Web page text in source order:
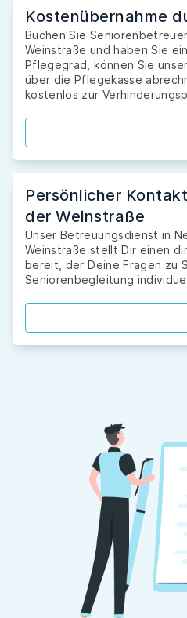
Kostenübernahme
Buchen Sie
Weinstraße und haben Sie
Pflegegrad, können Sie
über die Pflegekasse
kostenlos zur
Persönlicher
der Weinstraße
Unser Betreuungsdienst in
Weinstraße stellt Dir einen
bereit, der Deine Fragen zu
Seniorenbegleitung